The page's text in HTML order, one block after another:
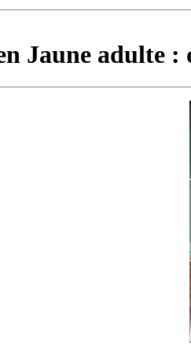
Jaune adulte :